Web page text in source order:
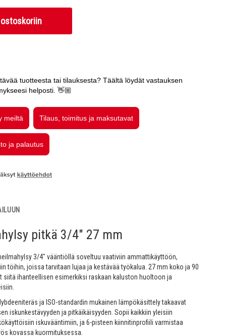
ostoskoriin
pitkä 3/4" 27 mm
3/4" vääntiöllä soveltuu vaativiin ammattikäyttöön,
töihin, joissa tarvitaan lujaa ja kestävää työkalua. 27 mm koko ja 90
siitä ihanteellisen esimerkiksi raskaan kaluston huoltoon ja
ja ISO-standardin mukainen lämpökäsittely takaavat
iskunkestävyyden ja pitkäikäisyyden. Sopii kaikkiin yleisiin
iskuvääntimiin, ja 6-pisteen kiinnitinprofiili varmistaa
kovassa kuormituksessa.